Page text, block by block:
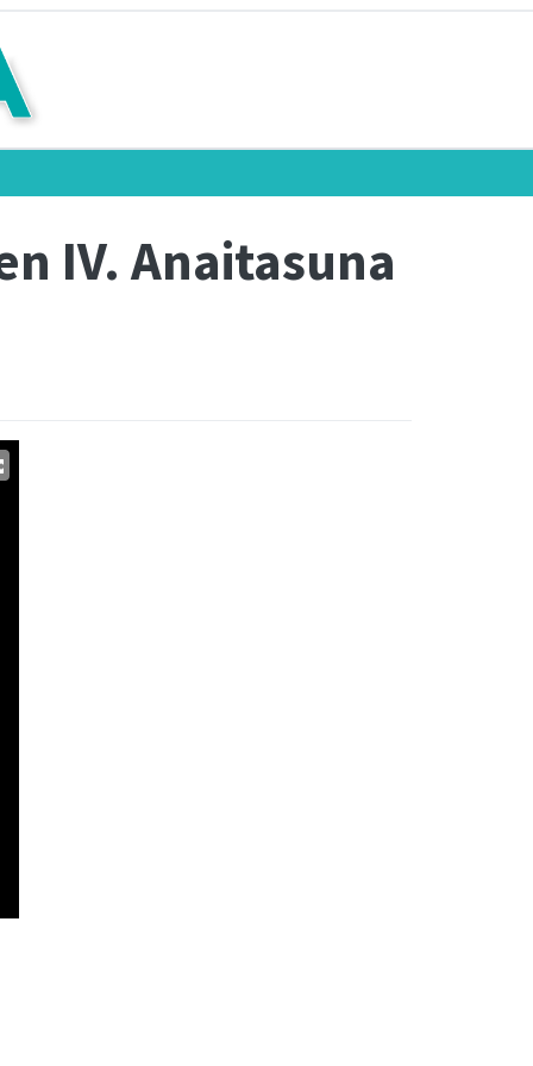
IV. Anaitasuna